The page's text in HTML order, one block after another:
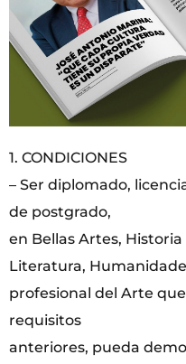
1. CONDICIONES
– Ser diplomado,
de postgrado,
en Bellas Artes,
Literatura,
profesional del Arte
requisitos
anteriores, pueda